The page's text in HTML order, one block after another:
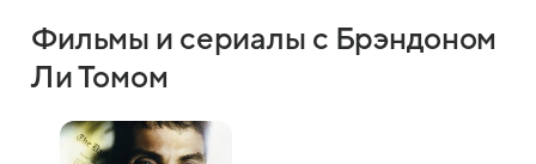
Фильмы и сериалы с Брэндоном
Ли Томом